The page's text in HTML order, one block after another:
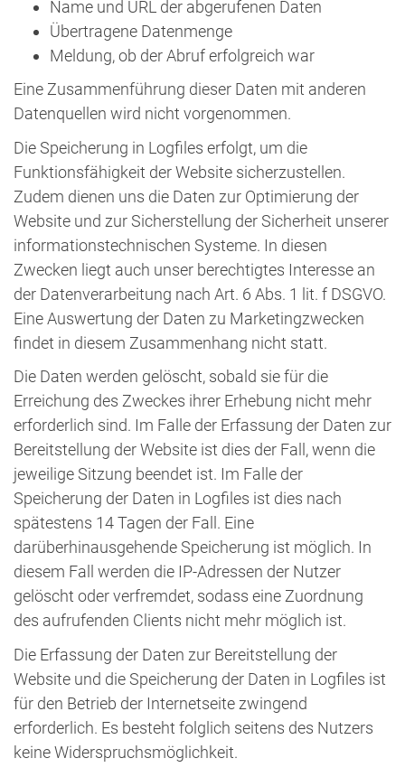
Name und URL der abgerufenen Daten
Übertragene Datenmenge
Meldung, ob der Abruf erfolgreich war
Eine Zusammenführung dieser Daten mit anderen
Datenquellen wird nicht vorgenommen.
Die Speicherung in Logfiles erfolgt, um die
Funktionsfähigkeit der Website sicherzustellen.
Zudem dienen uns die Daten zur Optimierung der
Website und zur Sicherstellung der Sicherheit unserer
informationstechnischen Systeme. In diesen
Zwecken liegt auch unser berechtigtes Interesse an
der Datenverarbeitung nach Art. 6 Abs. 1 lit. f DSGVO.
Eine Auswertung der Daten zu Marketingzwecken
findet in diesem Zusammenhang nicht statt.
Die Daten werden gelöscht, sobald sie für die
Erreichung des Zweckes ihrer Erhebung nicht mehr
erforderlich sind. Im Falle der Erfassung der Daten zur
Bereitstellung der Website ist dies der Fall, wenn die
jeweilige Sitzung beendet ist. Im Falle der
Speicherung der Daten in Logfiles ist dies nach
spätestens 14 Tagen der Fall. Eine
darüberhinausgehende Speicherung ist möglich. In
diesem Fall werden die IP-Adressen der Nutzer
gelöscht oder verfremdet, sodass eine Zuordnung
des aufrufenden Clients nicht mehr möglich ist.
Die Erfassung der Daten zur Bereitstellung der
Website und die Speicherung der Daten in Logfiles ist
für den Betrieb der Internetseite zwingend
erforderlich. Es besteht folglich seitens des Nutzers
keine Widerspruchsmöglichkeit.